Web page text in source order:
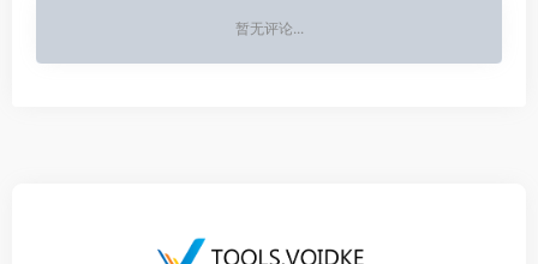
暂无评论...